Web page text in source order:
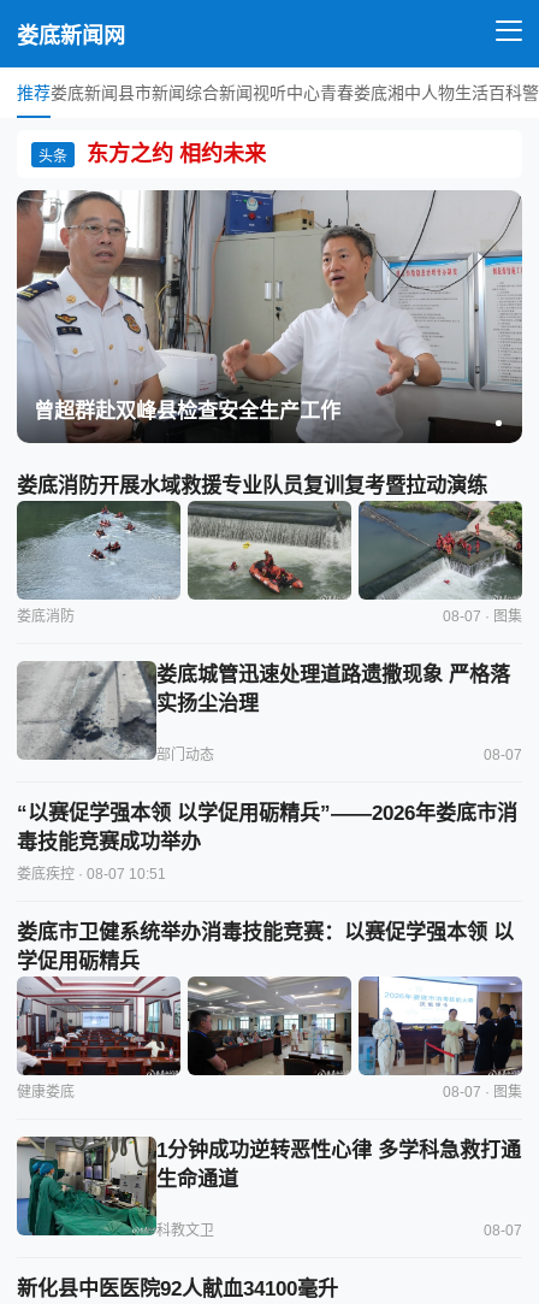
娄底新闻网
推荐娄底新闻县市新闻综合新闻视听中心青春娄底湘中人物生活百科
头条 东方之约 相约未来
曾超群赴双峰县检查安全生产工作
娄底消防开展水域救援专业队员复训复考暨拉动演练
娄底消防 08-07 · 图集
娄底城管迅速处理道路遗撒现象 严格落
实扬尘治理
部门动态 08-07
“以赛促学强本领 以学促用砺精兵”——2026年娄底市消
毒技能竞赛成功举办
娄底疾控 · 08-07 10:51
娄底市卫健系统举办消毒技能竞赛：以赛促学强本领 以
学促用砺精兵
健康娄底 08-07 · 图集
1分钟成功逆转恶性心律 多学科急救打通
生命通道
科教文卫 08-07
新化县中医医院92人献血34100毫升